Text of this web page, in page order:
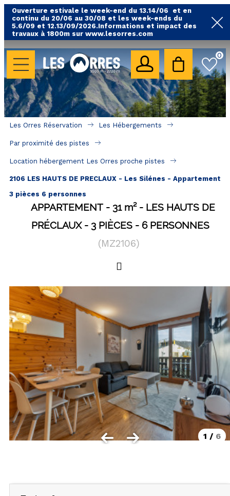
Ouverture estivale le week-end du 13.14/06 et en
continu du 20/06 au 30/08 et les week-ends du
5.6/09 et 12.13/09/2026.Informations et impact des
travaux à 1800m sur www.lesorres.com
0
LES HÉBERGEMENTS
Toutes nos locations
Hébergements avec piscine
Hébergements labellisés qualité
A proximité des remontées mécaniques ( VTT,
SÉJOURS & BONS PLANS
LOCALISATION
Les Orres 1650 centre station
Les Orres 1800 Bois Méan
Les Orres et ses hameaux
VISUALISER LE PLAN DES ORRES
BONS PLANS ACTIVITÉS
Carte Multi activités
Forfaits remontées mécaniques VTT
CONTACT / DEVIS
Les Orres Réservation Les Hébergements
Par proximité des pistes
Location hébergement Les Orres proche pistes
2106 LES HAUTS DE PRECLAUX - Les Silénes - Appartement
3 pièces 6 personnes
APPARTEMENT 31 m²
LES HAUTS DE
PRÉCLAUX
3 PIÈCES 6 PERSONNES
(MZ2106)
1 / 6